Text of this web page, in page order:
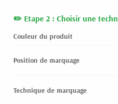
Etape 2 : Choisir une
Couleur du produit
Position de marquage
Technique de marquage